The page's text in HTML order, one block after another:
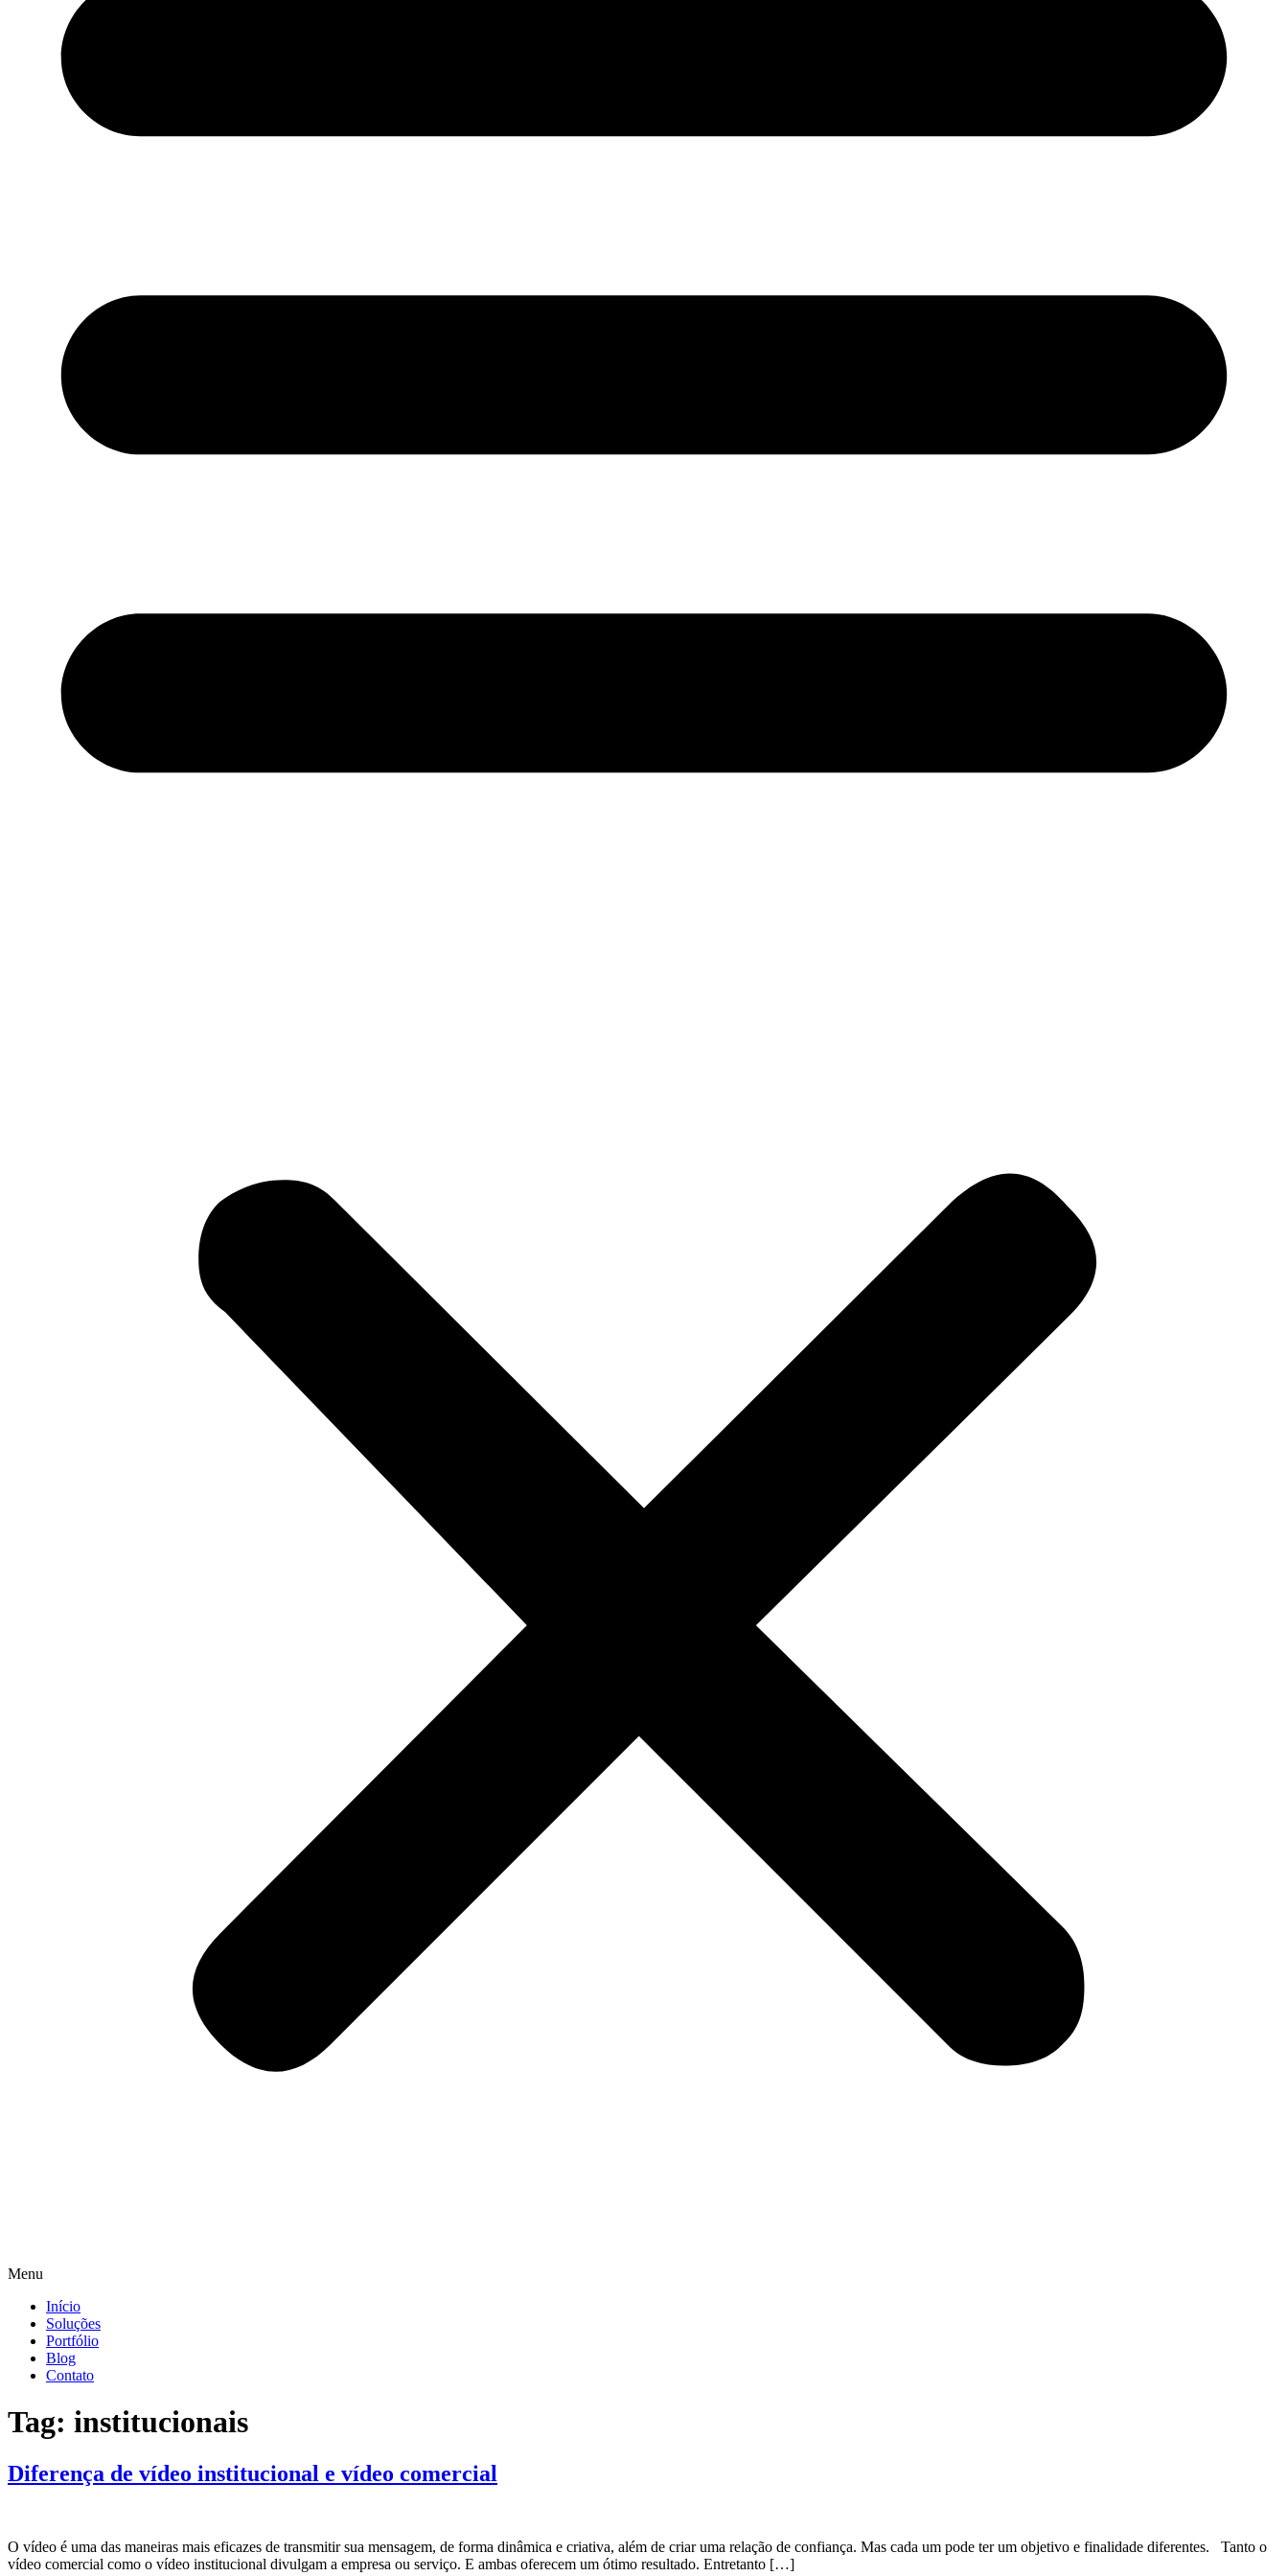
Menu
Início
Soluções
Portfólio
Blog
Contato
Tag: institucionais
Diferença de vídeo institucional e vídeo comercial
O vídeo é uma das maneiras mais eficazes de transmitir sua mensagem, de forma dinâmica e criativa, além de criar uma relação de confiança. Mas cada um pode ter um objetivo e finalidade diferentes. Tanto o
vídeo comercial como o vídeo institucional divulgam a empresa ou serviço. E ambas oferecem um ótimo resultado. Entretanto […]